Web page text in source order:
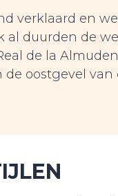
verklaard en
al duurden de
de la
oostgevel